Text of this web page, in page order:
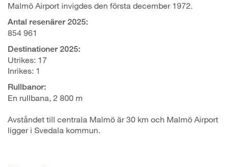
Malmö Airport invigdes den första december 1972.
Antal resenärer 2025:
854 961
Destinationer 2025:
Utrikes: 17
Inrikes: 1
Rullbanor:
En rullbana, 2 800 m
Avståndet till centrala Malmö är 30 km och Malmö Airport
ligger i Svedala kommun.